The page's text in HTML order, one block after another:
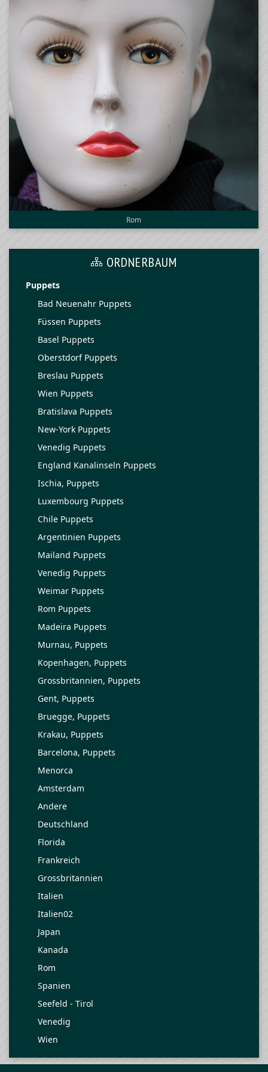
Rom
ORDNERBAUM
Puppets
Bad Neuenahr Puppets
Füssen Puppets
Basel Puppets
Oberstdorf Puppets
Breslau Puppets
Wien Puppets
Bratislava Puppets
New-York Puppets
Venedig Puppets
England Kanalinseln Puppets
Ischia, Puppets
Luxembourg Puppets
Chile Puppets
Argentinien Puppets
Mailand Puppets
Venedig Puppets
Weimar Puppets
Rom Puppets
Madeira Puppets
Murnau, Puppets
Kopenhagen, Puppets
Grossbritannien, Puppets
Gent, Puppets
Bruegge, Puppets
Krakau, Puppets
Barcelona, Puppets
Menorca
Amsterdam
Andere
Deutschland
Florida
Frankreich
Grossbritannien
Italien
Italien02
Japan
Kanada
Rom
Spanien
Seefeld - Tirol
Venedig
Wien